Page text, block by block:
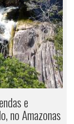
e
no Amazonas